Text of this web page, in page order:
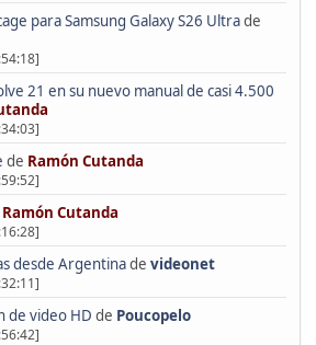
para Samsung Galaxy S26 Ultrade
21 en su nuevo manual de casi 4.500
de Ramón Cutanda
Ramón Cutanda
desde Argentinade videonet
de video HD de Poucopelo